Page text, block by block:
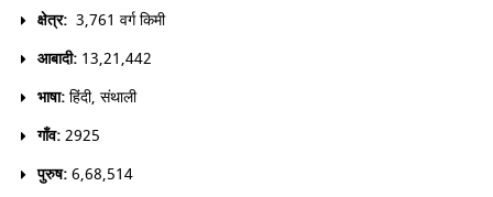
क्षेत्र: 3,761 वर्ग किमी
आबादी: 13,21,442
भाषा:हिंदी, संथाली
गाँव:2925
पुरुष:6,68,514